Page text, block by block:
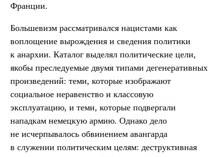
Франции.
Большевизм рассматривался нацистами как
воплощение вырождения и сведения политики
к анархии. Каталог выделял политические цели,
якобы преследуемые двумя типами дегенеративных
произведений: теми, которые изображают
социальное неравенство и классовую
эксплуатацию, и теми, которые подвергали
нападкам немецкую армию. Однако дело
не исчерпывалось обвинением авангарда
в служении политическим целям: деструктивная